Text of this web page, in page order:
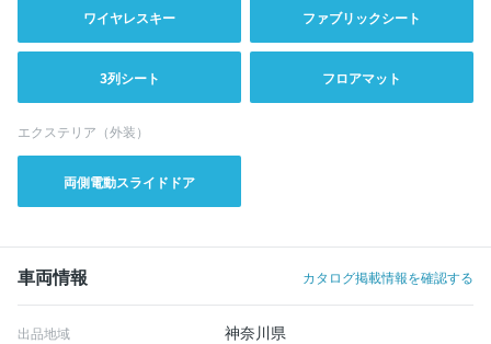
ワイヤレスキー ファブリックシート
3列シート フロアマット
エクステリア（外装）
両側電動スライドドア
車両情報 カタログ掲載情報を確認する
出品地域 神奈川県